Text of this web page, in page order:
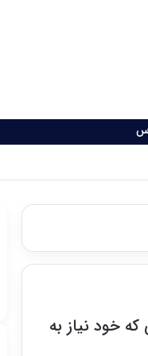
که خود نیاز به